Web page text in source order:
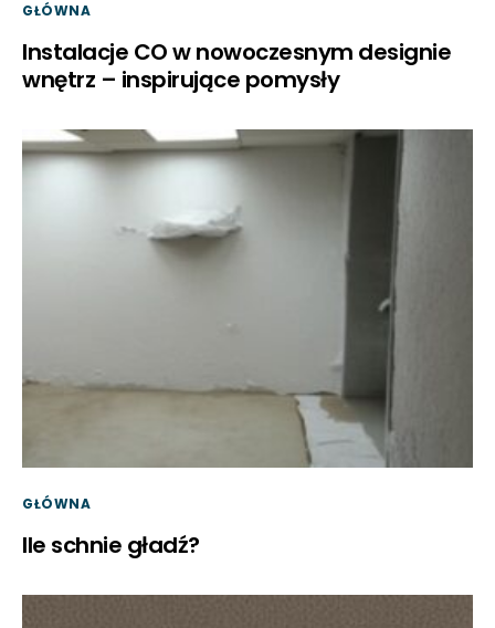
GŁÓWNA
Instalacje CO w nowoczesnym designie
wnętrz – inspirujące pomysły
GŁÓWNA
Ile schnie gładź?